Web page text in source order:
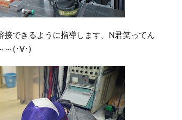
接できるように指導します。N君笑ってん
～(･∀･)